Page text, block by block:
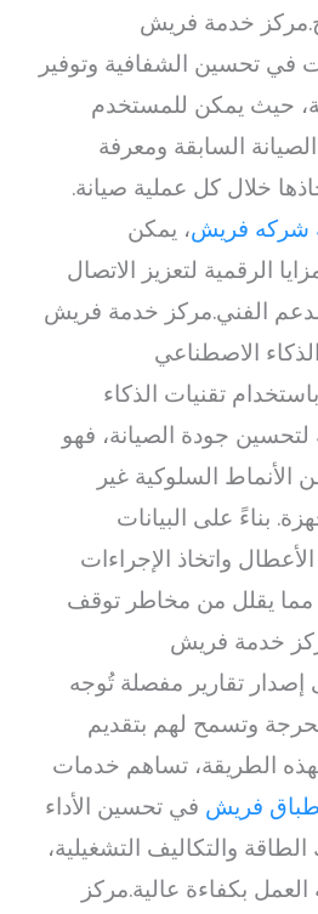
خدمة فريش
في تحسين الشفافية وتوفير
حيث يمكن للمستخدم
السابقة ومعرفة
خلال كل عملية صيانة.
شركه فريش، يمكن
الرقمية لتعزيز الاتصال
الفني.مركز خدمة فريش
الاصطناعي
تقنيات الذكاء
لتحسين جودة الصيانة، فهو
السلوكية غير
بناءً على البيانات
واتخاذ الإجراءات
مما يقلل من مخاطر توقف
خدمة فريش
تقارير مفصلة تُوجه
وتسمح لهم بتقديم
الطريقة، تساهم خدمات
فريش في تحسين الأداء
والتكاليف التشغيلية،
بكفاءة عالية.مركز